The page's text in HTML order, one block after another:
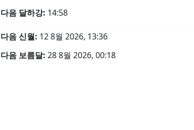
다음 달하강: 14:58
다음 신월: 12 8월 2026, 13:36
다음 보름달: 28 8월 2026, 00:18